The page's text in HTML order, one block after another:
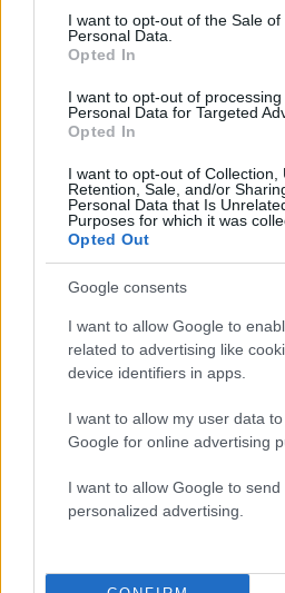
consent section.
I want to opt-out of the Sale of
Personal Data.
Opted In
I want to opt-out of processing
Personal Data for Targeted
Opted In
I want to opt-out of Collection,
Retention, Sale, and/or
Personal Data that Is
Purposes for which it was
Opted Out
Google consents
I want to allow Google to
related to advertising like
device identifiers in apps.
I want to allow my user data
Google for online advertising
I want to allow Google to send
personalized advertising.
Τουρισμός για Όλους
η πλατφόρμα – Ποια
Κυψέλη: Ο περίεργος
ταξίδι στην Αράχωβα –
26χρονος για τον
Η φωτιά στη Δυτική
κορυφή του Κιθαιρώνα
Νέο κύμα ζέστης από
με 40άρια - Πολύ
πυρκαγιάς σε Αττική,
Μύκονος: Βίντεο με
εντοπίζουν την τσάντα
Rolex όπου άρπαξε
Ουκρανό τουρίστα
Πιο